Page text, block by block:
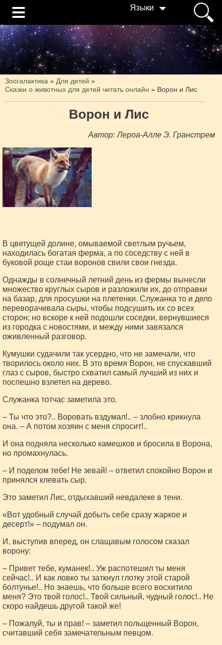
Языки
Зоогалактика » Для детей »
Сказки о животных для детей читать онлайн » Ворон и Лис
Ворон и Лис
Автор: Лероа-Алле Э. Гранстрем
В цветущей долине, омываемой светлым ручьем,
находилась богатая ферма, а по соседству с ней в
буковой роще стаи воронов свили свои гнезда.
Однажды в солнечный летний день из фермы вынесли
множество круглых сыров и разложили их, до отправки
на базар, для просушки на плетенки. Служанка то и дело
переворачивала сыры, чтобы подсушить их со всех
сторон; но вскоре к ней подошли соседки, вернувшиеся
из городка с новостями, и между ними завязался
оживленный разговор.
Кумушки судачили так усердно, что не замечали, что
творилось около них. В это время Ворон, не спускавший
глаз с сыров, быстро схватил самый лучший из них и
поспешно взлетел на дерево.
Служанка тотчас заметила это.
– Ты что это?.. Воровать вздумал!.. – злобно крикнула
она. – А потом хозяин с меня спросит!..
И она подняла несколько камешков и бросила в Ворона,
но промахнулась.
– И поделом тебе! Не зевай! – ответил спокойно Ворон и
принялся клевать сыр.
Это заметил Лис, отдыхавший невдалеке в тени.
«Вот удобный случай добыть себе сразу жаркое и
десерт!» – подумал он.
И, выступив вперед, он слащавым голосом сказал
ворону:
– Привет тебе, куманек!.. Уж распотешил ты меня
сейчас!.. И как ловко ты заткнул глотку этой старой
болтунье!.. Но знаешь, что больше всего восхитило
меня? Это твой голос!.. Твой сильный, чудный голос!.. Не
скоро найдешь другой такой же!
– Пожалуй, ты и прав! – заметил польщенный Ворон,
считавший себя замечательным певцом.